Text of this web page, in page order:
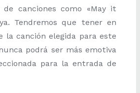
de canciones como «May it
Tendremos que tener en
la canción elegida para este
podrá ser más emotiva
para la entrada de